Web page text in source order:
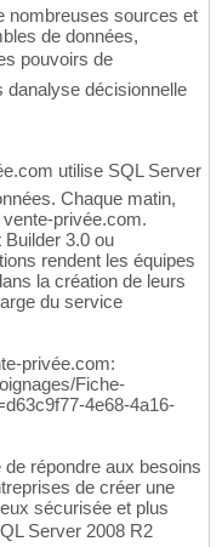
nombreuses sources et
de données,
pouvoirs de
décisionnelle
utilise SQL Server
Chaque matin,
privée.com.
3.0 ou
rendent les équipes
la création de leurs
du service
privée.com:
Fiche-
4e68-4a16-
répondre aux besoins
de créer une
sécurisée et plus
Server 2008 R2